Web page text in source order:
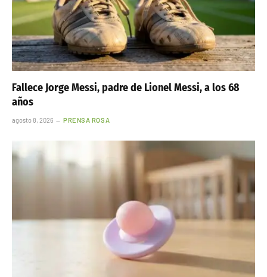
Fallece Jorge Messi, padre de Lionel Messi, a los 68
años
agosto 8, 2026 PRENSA ROSA